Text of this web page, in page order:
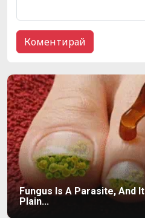
Fungus Is A Parasite, And
Plain...